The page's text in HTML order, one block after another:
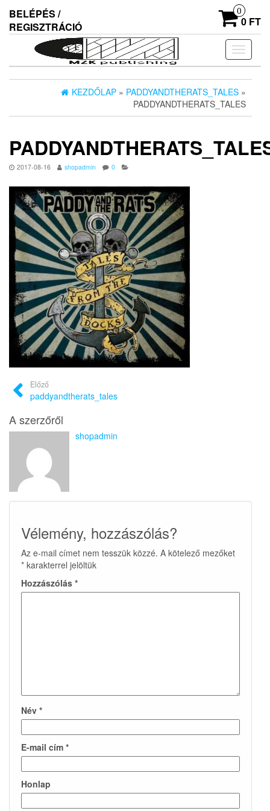
the
BELÉPÉS /
REGISZTRÁCIÓ
0
0 FT
ki/
KEZDŐLAP » PADDYANDTHERATS_TALES »
PADDYANDTHERATS_TALES
2017-08-16 shopadmin 0
Előző
paddyandtherats_tales
A szerzőről
shopadmin
Vélemény, hozzászólás?
Az e-mail címet nem tesszük közzé. A kötelező mezőket
* karakterrel jelöltük
Hozzászólás *
Név *
E-mail cím *
Honlap